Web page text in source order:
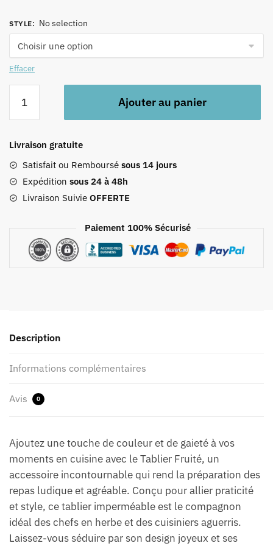
STYLE: No selection
Effacer
Tablier
Ajouter au panier
Livraison gratuite
Satisfait ou Remboursé sous 14 jours
Expédition sous 24 à 48h
Livraison Suivie OFFERTE
Paiement 100% Sécurisé
Description
Informations complémentaires
Avis 0
Ajoutez une touche de couleur et de gaieté à vos
moments en cuisine avec le Tablier Fruité, un
accessoire incontournable qui rend la préparation des
repas ludique et agréable. Conçu pour allier praticité
et style, ce tablier imperméable est le compagnon
idéal des chefs en herbe et des cuisiniers aguerris.
Laissez-vous séduire par son design joyeux et ses